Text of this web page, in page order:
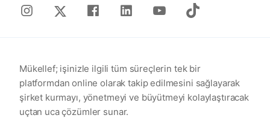
Instagram
X FacebookLinkedinYoutubeTiktok
Mükellef; işinizle ilgili tüm süreçlerin tek bir
platformdan online olarak takip edilmesini sağlayarak
şirket kurmayı, yönetmeyi ve büyütmeyi kolaylaştıracak
uçtan uca çözümler sunar.